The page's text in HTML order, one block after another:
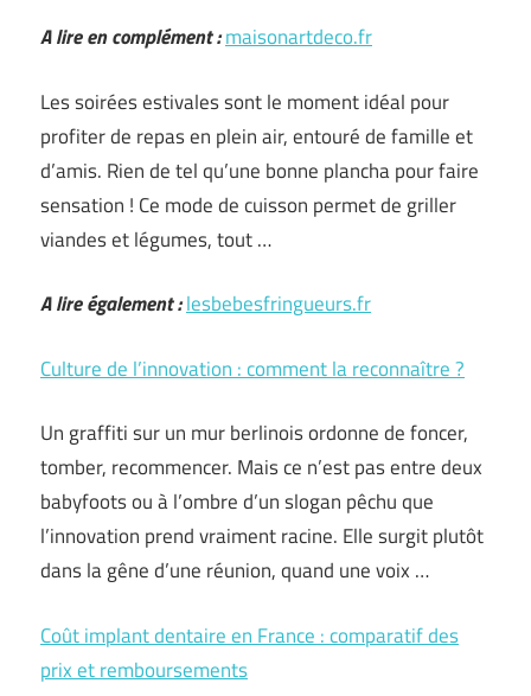
A lire en complément :maisonartdeco.fr
Les soirées estivales sont le moment idéal pour
profiter de repas en plein air, entouré de famille et
d’amis. Rien de tel qu’une bonne plancha pour faire
sensation ! Ce mode de cuisson permet de griller
viandes et légumes, tout …
A lire également :lesbebesfringueurs.fr
Culture de l’innovation : comment la reconnaître ?
Un graffiti sur un mur berlinois ordonne de foncer,
tomber, recommencer. Mais ce n’est pas entre deux
babyfoots ou à l’ombre d’un slogan pêchu que
l’innovation prend vraiment racine. Elle surgit plutôt
dans la gêne d’une réunion, quand une voix …
Coût implant dentaire en France : comparatif des
prix et remboursements